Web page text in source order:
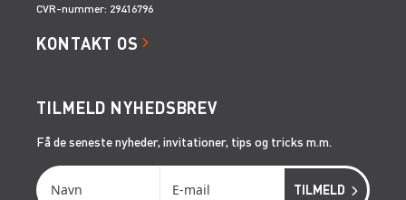
CVR-nummer: 29416796
KONTAKT OS
TILMELD NYHEDSBREV
Få de seneste nyheder, invitationer, tips og tricks m.m.